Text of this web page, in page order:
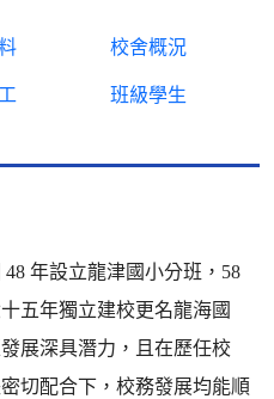
校舍概況
班級學生
年設立龍津國小分班，58
五年獨立建校更名龍海國
展深具潛力，且在歷任校
切配合下，校務發展均能順